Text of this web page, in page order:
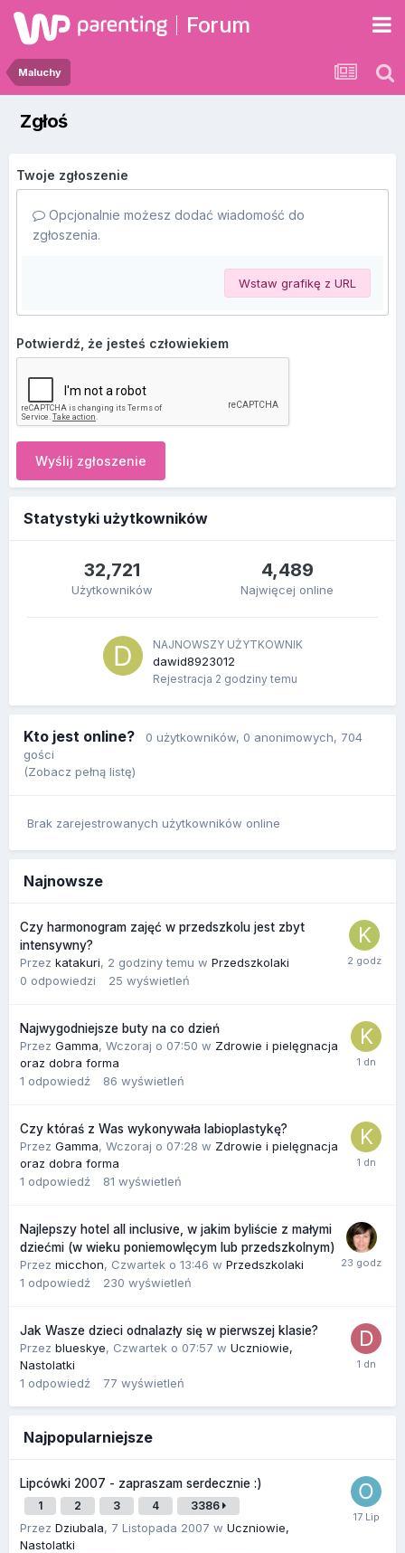
Forum
Maluchy
Zgłoś
Twoje zgłoszenie
Opcjonalnie możesz dodać wiadomość do
zgłoszenia.
Wstaw grafikę z URL
Potwierdź, że jesteś człowiekiem
Wyślij zgłoszenie
Statystyki użytkowników
32,721
Użytkowników
4,489
Najwięcej online
NAJNOWSZY UŻYTKOWNIK
dawid8923012
Rejestracja 2 godziny temu
Kto jest online? 0 użytkowników, 0 anonimowych, 704
gości
(Zobacz pełną listę)
Brak zarejestrowanych użytkowników online
Najnowsze
Czy harmonogram zajęć w przedszkolu jest zbyt
intensywny?
Przez katakuri, 2 godziny temu w Przedszkolaki
0 odpowiedzi 25 wyświetleń
Najwygodniejsze buty na co dzień
Przez Gamma, Wczoraj o 07:50 w Zdrowie i pielęgnacja
oraz dobra forma
1 odpowiedź 86 wyświetleń
Czy któraś z Was wykonywała labioplastykę?
Przez Gamma, Wczoraj o 07:28 w Zdrowie i pielęgnacja
oraz dobra forma
1 odpowiedź 81 wyświetleń
Najlepszy hotel all inclusive, w jakim byliście z małymi
dziećmi (w wieku poniemowlęcym lub przedszkolnym)
Przez micchon, Czwartek o 13:46 w Przedszkolaki
1 odpowiedź 230 wyświetleń
Jak Wasze dzieci odnalazły się w pierwszej klasie?
Przez blueskye, Czwartek o 07:57 w Uczniowie,
Nastolatki
1 odpowiedź 77 wyświetleń
Najpopularniejsze
Lipcówki 2007 - zapraszam serdecznie :)
1 2 3 4 3386
Przez Dziubala, 7 Listopada 2007 w Uczniowie,
Nastolatki